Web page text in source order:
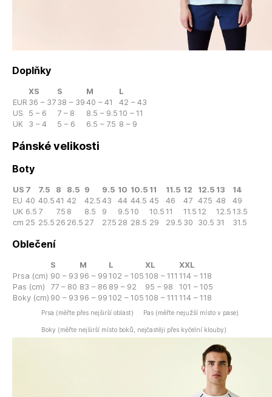
Doplňky
XS S M
L
EUR 36 – 37 38 – 39 40 – 41
42 – 43
US
5 – 6 7 – 8 8.5 – 9.5 10 – 11
UK
3 – 4 5 – 6 6.5 – 7.5 8 – 9
Pánské velikosti
Boty
US 7 7.5 8 8.5 9 9.5 10 10.5 11 11.5 12 12.5 13
14
EU 40 40.5 41 42 42.5 43 44 44.5 45 46 47 47.5 48
49
UK 6.5 7 7.5 8 8.5 9 9.5 10 10.5 11 11.5 12 12.5 13.5
cm 25 25.5 26 26.5 27 27.5 28 28.5 29 29.5 30 30.5 31 31.5
Oblečení
S M L XL
XXL
Prsa (cm) 90 – 93 96 – 99 102 – 105 108 – 111 114 – 118
Pas (cm)
77 – 80 83 – 86 89 – 92 95 – 98
101 – 105
Boky (cm) 90 – 93 96 – 99 102 – 105 108 – 111 114 – 118
Prsa (měřte přes nejširší oblast) Pas (měřte nejužší místo v pase)
Boky (měřte nejširší místo boků, nejčastěji přes kyčelní klouby)